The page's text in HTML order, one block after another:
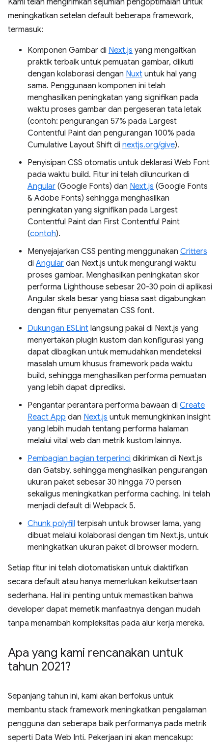
Kami telah mengirimkan sejumlah pengoptimalan untuk
meningkatkan setelan default beberapa framework,
termasuk:
Komponen Gambar di Next.js yang mengaitkan
praktik terbaik untuk pemuatan gambar, diikuti
dengan kolaborasi dengan Nuxt untuk hal yang
sama. Penggunaan komponen ini telah
menghasilkan peningkatan yang signifikan pada
waktu proses gambar dan pergeseran tata letak
(contoh: pengurangan 57% pada Largest
Contentful Paint dan pengurangan 100% pada
Cumulative Layout Shift di nextjs.org/give).
Penyisipan CSS otomatis untuk deklarasi Web Font
pada waktu build. Fitur ini telah diluncurkan di
Angular (Google Fonts) dan Next.js (Google Fonts
& Adobe Fonts) sehingga menghasilkan
peningkatan yang signifikan pada Largest
Contentful Paint dan First Contentful Paint
(contoh).
Menyejajarkan CSS penting menggunakan Critters
di Angular dan Next.js untuk mengurangi waktu
proses gambar. Menghasilkan peningkatan skor
performa Lighthouse sebesar 20-30 poin di aplikasi
Angular skala besar yang biasa saat digabungkan
dengan fitur penyematan CSS font.
Dukungan ESLint langsung pakai di Next.js yang
menyertakan plugin kustom dan konfigurasi yang
dapat dibagikan untuk memudahkan mendeteksi
masalah umum khusus framework pada waktu
build, sehingga menghasilkan performa pemuatan
yang lebih dapat diprediksi.
Pengantar perantara performa bawaan di Create
React App dan Next.js untuk memungkinkan insight
yang lebih mudah tentang performa halaman
melalui vital web dan metrik kustom lainnya.
Pembagian bagian terperinci dikirimkan di Next.js
dan Gatsby, sehingga menghasilkan pengurangan
ukuran paket sebesar 30 hingga 70 persen
sekaligus meningkatkan performa caching. Ini telah
menjadi default di Webpack 5.
Chunk polyfill terpisah untuk browser lama, yang
dibuat melalui kolaborasi dengan tim Next.js, untuk
meningkatkan ukuran paket di browser modern.
Setiap fitur ini telah diotomatiskan untuk diaktifkan
secara default atau hanya memerlukan keikutsertaan
sederhana. Hal ini penting untuk memastikan bahwa
developer dapat memetik manfaatnya dengan mudah
tanpa menambah kompleksitas pada alur kerja mereka.
Apa yang kami rencanakan untuk
tahun 2021?
Sepanjang tahun ini, kami akan berfokus untuk
membantu stack framework meningkatkan pengalaman
pengguna dan seberapa baik performanya pada metrik
seperti Data Web Inti. Pekerjaan ini akan mencakup: